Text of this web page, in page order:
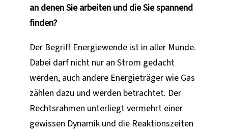
an denen Sie arbeiten und die Sie spannend
finden?
Der Begriff Energiewende ist in aller Munde.
Dabei darf nicht nur an Strom gedacht
werden, auch andere Energieträger wie Gas
zählen dazu und werden betrachtet. Der
Rechtsrahmen unterliegt vermehrt einer
gewissen Dynamik und die Reaktionszeiten